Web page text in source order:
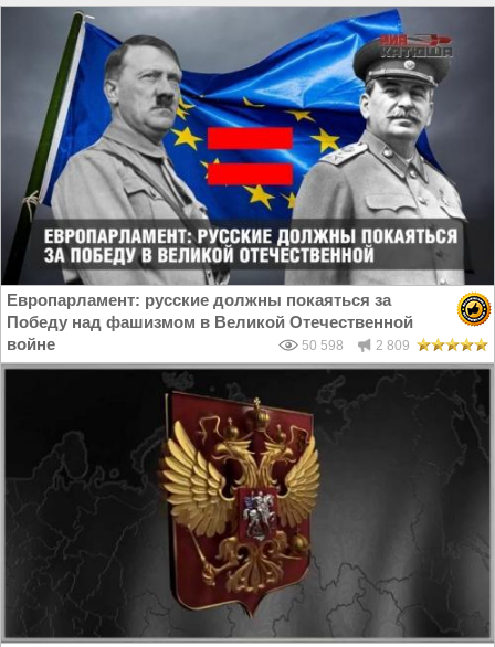
Европарламент: русские должны покаяться за
Победу над фашизмом в Великой Отечественной
войне
50 598 2 809